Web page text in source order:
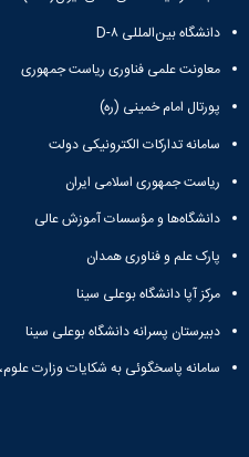
معاونت
تکمیلی
فرم
ها
و
نامه
ها
و
پایان
ها
فیزیک
ریاضی
و
نشریات
یافته
های
نوین
شناسی
کاربردی
شناسی
کاربردی
دانشگاه بین‌المللی D-۸
معاونت علمی فناوری ریاست جمهوری
پورتال امام خمینی (ره)
سامانه تدارکات الکترونیکی دولت
ریاست جمهوری اسلامی ایران
دانشگاه‌ها و مؤسسات آموزش عالی
پارک علم و فناوری همدان
مرکز آپا دانشگاه بوعلی سینا
دبیرستان پسرانه دانشگاه بوعلی سینا
سامانه پاسخگوئی به شکایات وزارت